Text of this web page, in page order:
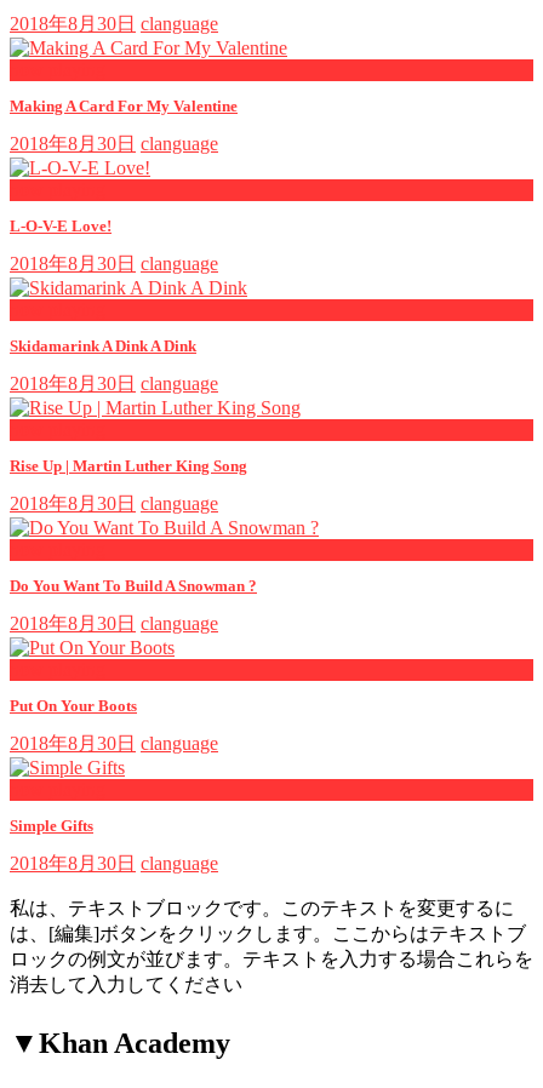
2018年8月30日 clanguage
Making A Card For My Valentine
2018年8月30日 clanguage
L-O-V-E Love!
2018年8月30日 clanguage
Skidamarink A Dink A Dink
2018年8月30日 clanguage
Rise Up | Martin Luther King Song
2018年8月30日 clanguage
Do You Want To Build A Snowman ?
2018年8月30日 clanguage
Put On Your Boots
2018年8月30日 clanguage
Simple Gifts
2018年8月30日 clanguage
私は、テキストブロックです。このテキストを変更するに
は、[編集]ボタンをクリックします。ここからはテキストブ
ロックの例文が並びます。テキストを入力する場合これらを
消去して入力してください
▼Khan Academy